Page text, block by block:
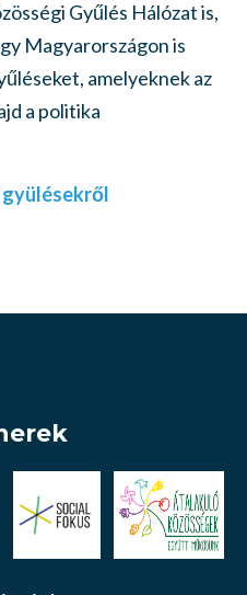
Gyűlés Hálózat is,
Magyarországon is
amelyeknek az
a politika
gyülésekről